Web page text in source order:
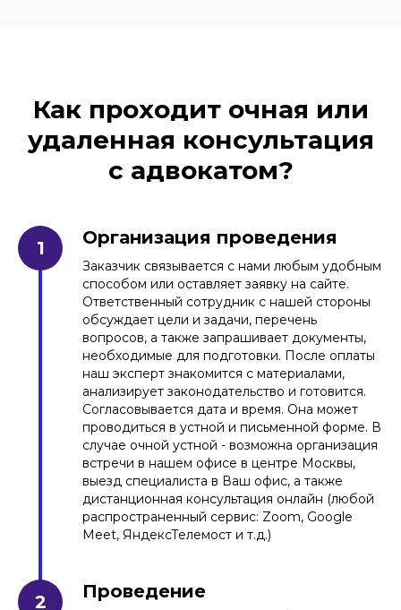
Как проходит очная или
удаленная консультация
с адвокатом?
Организация проведения
Заказчик связывается с нами любым удобным
способом или оставляет заявку на сайте.
Ответственный сотрудник с нашей стороны
обсуждает цели и задачи, перечень
вопросов, а также запрашивает документы,
необходимые для подготовки. После оплаты
наш эксперт знакомится с материалами,
анализирует законодательство и готовится.
Согласовывается дата и время. Она может
проводиться в устной и письменной форме. В
случае очной устной - возможна организация
встречи в нашем офисе в центре Москвы,
выезд специалиста в Ваш офис, а также
дистанционная консультация онлайн (любой
распространенный сервис: Zoom, Google
Meet, ЯндексТелемост и т.д.)
Проведение